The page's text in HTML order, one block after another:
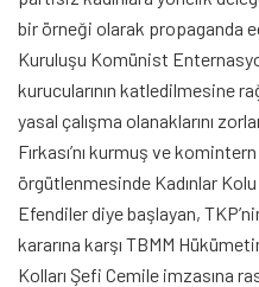
bir örneği olarak propaganda
Kuruluşu Komünist
kurucularının katledilmesine
yasal çalışma olanaklarını
Fırkası’nı kurmuş ve
örgütlenmesinde Kadınlar
Efendiler diye başlayan,
kararına karşı TBMM
Kolları Şefi Cemile imzasına